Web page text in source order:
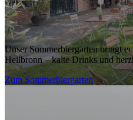
Unser Sommerbiergarten bringt
Heilbronn – kalte Drinks und
Zum Sommerbiergarten →